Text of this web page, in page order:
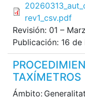
File
rev1_csv.pdf
Revisión: 01 –
Publicación: 16
TAXÍMETROS
Ámbito: